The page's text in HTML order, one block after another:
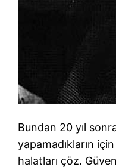
Bundan 20 yıl
yapamadıkların
halatları çöz.